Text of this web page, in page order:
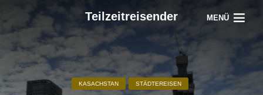
Teilzeitreisender MENÜ
KASACHSTAN STÄDTEREISEN